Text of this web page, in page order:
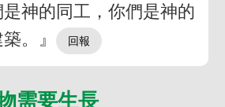
神的同工，你們是神的
。』
需要生長